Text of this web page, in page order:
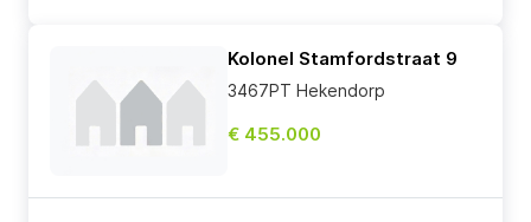
Kolonel Stamfordstraat 9
3467PT Hekendorp
€ 455.000